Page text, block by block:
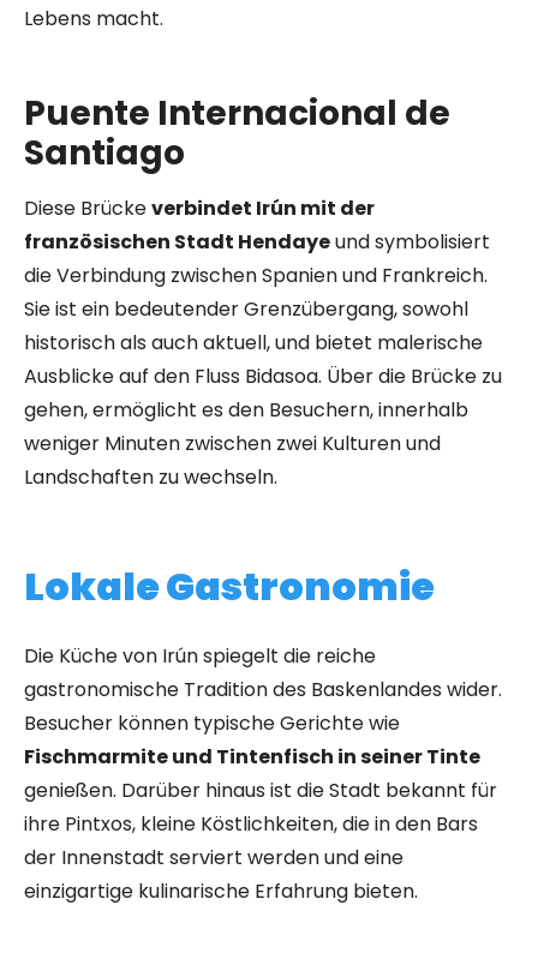
Lebens macht.
Puente Internacional de
Santiago
Diese Brückeverbindet Irún mit der
französischen Stadt Hendayeund symbolisiert
die Verbindung zwischen Spanien und Frankreich.
Sie ist ein bedeutender Grenzübergang, sowohl
historisch als auch aktuell, und bietet malerische
Ausblicke auf den Fluss Bidasoa. Über die Brücke zu
gehen, ermöglicht es den Besuchern, innerhalb
weniger Minuten zwischen zwei Kulturen und
Landschaften zu wechseln.
Lokale Gastronomie
Die Küche von Irún spiegelt die reiche
gastronomische Tradition des Baskenlandes wider.
Besucher können typische Gerichte wie
Fischmarmite und Tintenfisch in seiner Tinte
genießen. Darüber hinaus ist die Stadt bekannt für
ihre Pintxos, kleine Köstlichkeiten, die in den Bars
der Innenstadt serviert werden und eine
einzigartige kulinarische Erfahrung bieten.